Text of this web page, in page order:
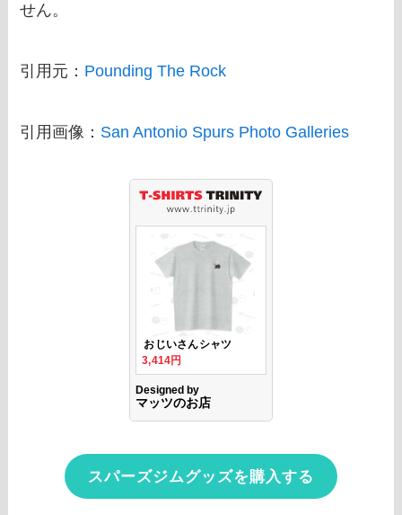
せん。
引用元： Pounding The Rock
引用画像： San Antonio Spurs Photo Galleries
スパーズジムグッズを購入する